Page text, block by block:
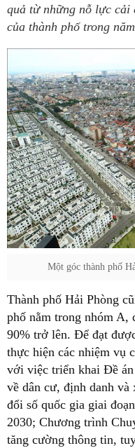
quả từ những nỗ lực cải
của thành phố trong
Một góc thành phố
Thành phố Hải Phòng
phố nằm trong nhóm
90% trở lên. Để đạt
thực hiện các nhiệm vụ
với việc triển khai Đề
về dân cư, định danh
đổi số quốc gia giai
2030; Chương trình
tăng cường thông tin,